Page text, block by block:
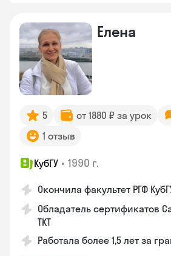
Елена
5 от 1880 ₽ за урок
1 отзыв
КубГУ • 1990 г.
Окончила факультет РГФ
Обладатель сертификатов
TKT
Работала более 1,5 лет за